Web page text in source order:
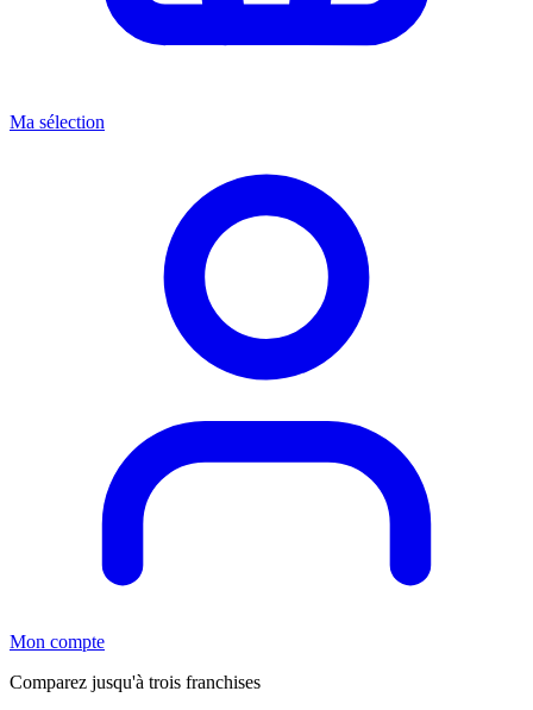
Ma sélection
Mon compte
Comparez jusqu'à trois franchises